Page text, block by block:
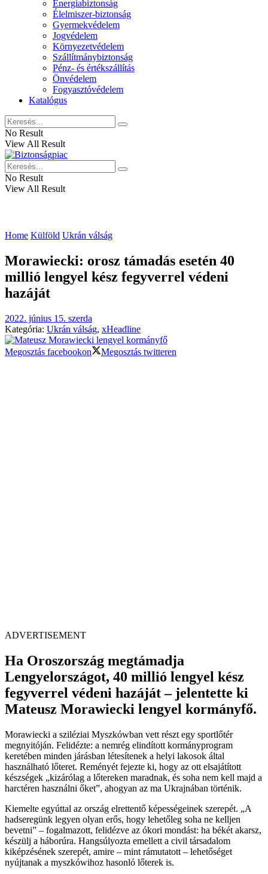
Energiabiztonság
Élelmiszer-biztonság
Gyermekvédelem
Jogvédelem
Környezetvédelem
Szállítmánybiztonság
Pénz- és értékszállítás
Önvédelem
Fogyasztóvédelem
Katalógus
No Result
View All Result
No Result
View All Result
Home Külföld Ukrán válság
Morawiecki: orosz támadás esetén 40
millió lengyel kész fegyverrel védeni
hazáját
2022. június 15. szerda
Kategória: Ukrán válság, xHeadline
Megosztás facebookon Megosztás twitteren
ADVERTISEMENT
Ha Oroszország megtámadja
Lengyelországot, 40 millió lengyel kész
fegyverrel védeni hazáját – jelentette ki
Mateusz Morawiecki lengyel kormányfő.
Morawiecki a sziléziai Myszkówban vett részt egy sportlőtér
megnyitóján. Felidézte: a nemrég elindított kormányprogram
keretében minden járásban létesítenek a helyi lakosok által
használható lőteret. Reményét fejezte ki, hogy az ott elsajátított
készségek „kizárólag a lőtereken maradnak, és soha nem kell majd a
harctéren használni őket”, ahogyan az ma Ukrajnában történik.
Kiemelte egyúttal az ország elrettentő képességeinek szerepét. „A
hadseregünk legyen olyan erős, hogy lehetőleg soha ne kelljen
bevetni” – fogalmazott, felidézve az ókori mondást: ha békét akarsz,
készülj a háborúra. Hangsúlyozta emellett a civil társadalom
kiképzésének szerepét, amire – mint rámutatott – lehetőséget
nyújtanak a myszkówihoz hasonló lőterek is.